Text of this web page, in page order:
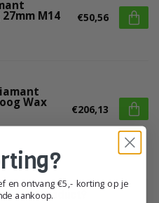
M14 €50,56
Wax €206,13
dit product?
en ontvang €5,- korting op je
aankoop.